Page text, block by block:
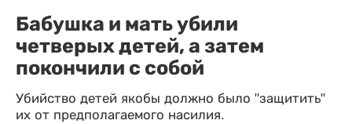
Бабушка и мать убили
четверых детей, а затем
покончили с собой
Убийство детей якобы должно было "защитить"
их от предполагаемого насилия.